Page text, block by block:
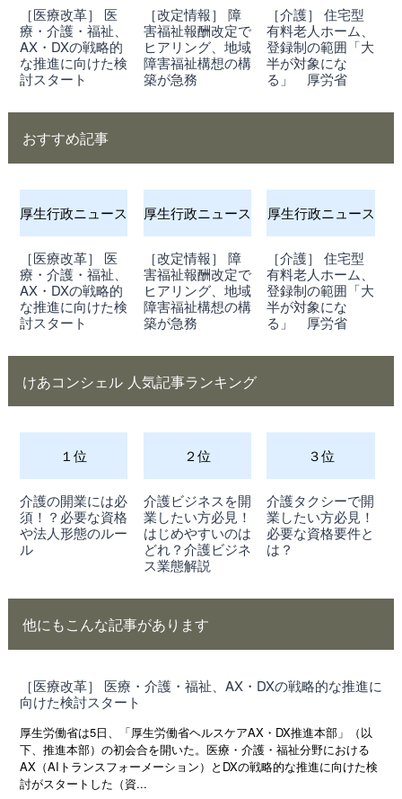
［医療改革］ 医
療・介護・福祉、
AX・DXの戦略的
な推進に向けた検
討スタート
［改定情報］ 障
害福祉報酬改定で
ヒアリング、地域
障害福祉構想の構
築が急務
［介護］ 住宅型
有料老人ホーム、
登録制の範囲「大
半が対象にな
る」 厚労省
おすすめ記事
厚生行政ニュース
［医療改革］ 医
療・介護・福祉、
AX・DXの戦略的
な推進に向けた検
討スタート
厚生行政ニュース
［改定情報］ 障
害福祉報酬改定で
ヒアリング、地域
障害福祉構想の構
築が急務
厚生行政ニュース
［介護］ 住宅型
有料老人ホーム、
登録制の範囲「大
半が対象にな
る」 厚労省
けあコンシェル 人気記事ランキング
１位
介護の開業には必
須！？必要な資格
や法人形態のルー
ル
２位
介護ビジネスを開
業したい方必見！
はじめやすいのは
どれ？介護ビジネ
ス業態解説
３位
介護タクシーで開
業したい方必見！
必要な資格要件と
は？
他にもこんな記事があります
［医療改革］ 医療・介護・福祉、AX・DXの戦略的な推進に
向けた検討スタート
厚生労働省は5日、「厚生労働省ヘルスケアAX・DX推進本部」（以
下、推進本部）の初会合を開いた。医療・介護・福祉分野における
AX（AIトランスフォーメーション）とDXの戦略的な推進に向けた検
討がスタートした（資...